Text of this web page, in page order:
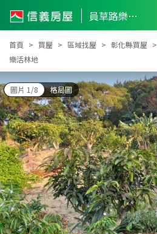
員草路樂活林地
首頁 買屋 區域找屋 彰化縣買屋
樂活林地
圖片 1/8 格局圖